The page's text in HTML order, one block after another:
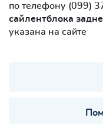
по телефону (099)
сайлентблокa
указана на сайте